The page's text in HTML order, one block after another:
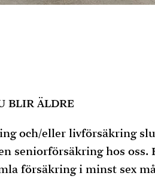
BLIR ÄLDRE
och/eller livförsäkring
seniorförsäkring hos
försäkring i minst sex